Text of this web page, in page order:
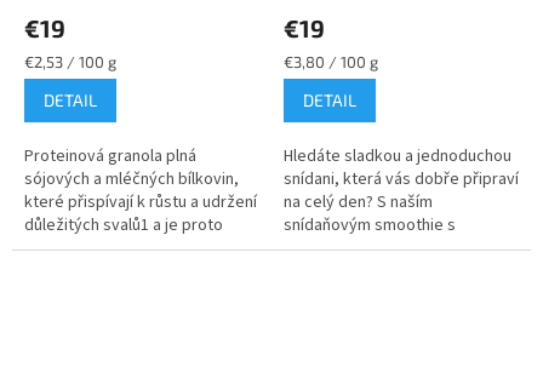
€19
Jednotková
cena:
€2,53 / 100 g
DETAIL
Proteinová granola plná
sójových a mléčných bílkovin,
které přispívají k růstu a udržení
důležitých svalů1 a je proto
skvělá k snídani nebo jako
€19
Jednotková
cena:
€3,80 / 100 g
DETAIL
Hledáte sladkou a jednoduchou
snídani, která vás dobře připraví
na celý den? S naším
snídaňovým smoothie s
vysokým obsahem bílkovin